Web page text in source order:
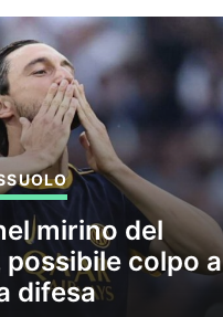
mirino del
possibile colpo a
difesa